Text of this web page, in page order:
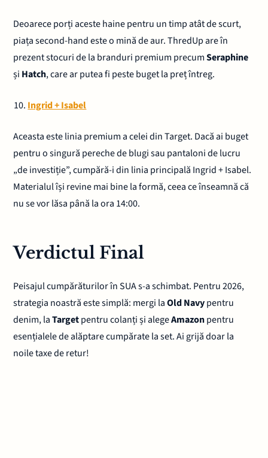
Deoarece porți aceste haine pentru un timp atât de scurt,
piața second-hand este o mină de aur. ThredUp are în
prezent stocuri de la branduri premium precumSeraphine
și Hatch, care ar putea fi peste buget la preț întreg.
Ingrid + Isabel
Aceasta este linia premium a celei din Target. Dacă ai buget
pentru o singură pereche de blugi sau pantaloni de lucru
„de investiție”, cumpără-i din linia principală Ingrid + Isabel.
Materialul își revine mai bine la formă, ceea ce înseamnă că
nu se vor lăsa până la ora 14:00.
Verdictul Final
Peisajul cumpărăturilor în SUA s-a schimbat. Pentru 2026,
strategia noastră este simplă: mergi laOld Navypentru
denim, laTargetpentru colanți și alegeAmazonpentru
esențialele de alăptare cumpărate la set. Ai grijă doar la
noile taxe de retur!